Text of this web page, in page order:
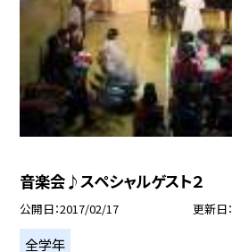
音楽会♪スペシャルゲスト２
公開日 2017/02/17 更新日
全学年